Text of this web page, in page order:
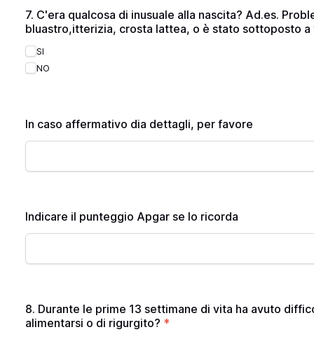
7. C'era qualcosa di inusuale alla nascita? Ad.es.
bluastro,itterizia, crosta lattea, o è stato sottoposto
SI
NO
In caso affermativo dia dettagli, per favore
Indicare il punteggio Apgar se lo ricorda
8. Durante le prime 13 settimane di vita ha avuto
alimentarsi o di rigurgito? *